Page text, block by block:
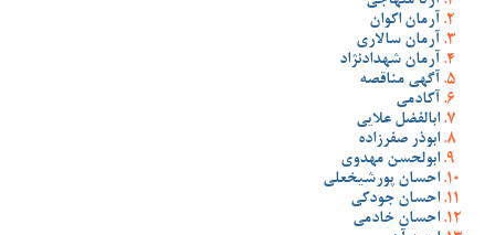
آرمان اکوان
آرمان سالاری
آرمان شهدادنژاد
آگهی مناقصه
آکادمی
ابالفضل علایی
ابوذر صفرزاده
ابولحسن مهدوی
احسان پورشیخعلی
احسان جودکی
احسان خادمی